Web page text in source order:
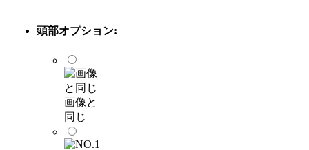
頭部オプション:
画像と
同じ